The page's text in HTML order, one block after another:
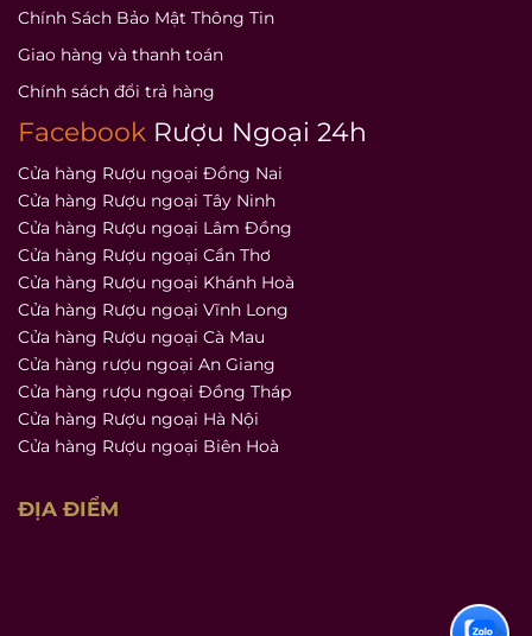
Chính Sách Bảo Mật Thông Tin
Giao hàng và thanh toán
Chính sách đổi trả hàng
Facebook Rượu Ngoại 24h
Cửa hàng Rượu ngoại Đồng Nai
Cửa hàng Rượu ngoại Tây Ninh
Cửa hàng Rượu ngoại Lâm Đồng
Cửa hàng Rượu ngoại Cần Thơ
Cửa hàng Rượu ngoại Khánh Hoà
Cửa hàng Rượu ngoại Vĩnh Long
Cửa hàng Rượu ngoại Cà Mau
Cửa hàng rượu ngoại An Giang
Cửa hàng rượu ngoại Đồng Tháp
Cửa hàng Rượu ngoại Hà Nội
Cửa hàng Rượu ngoại Biên Hoà
ĐỊA ĐIỂM